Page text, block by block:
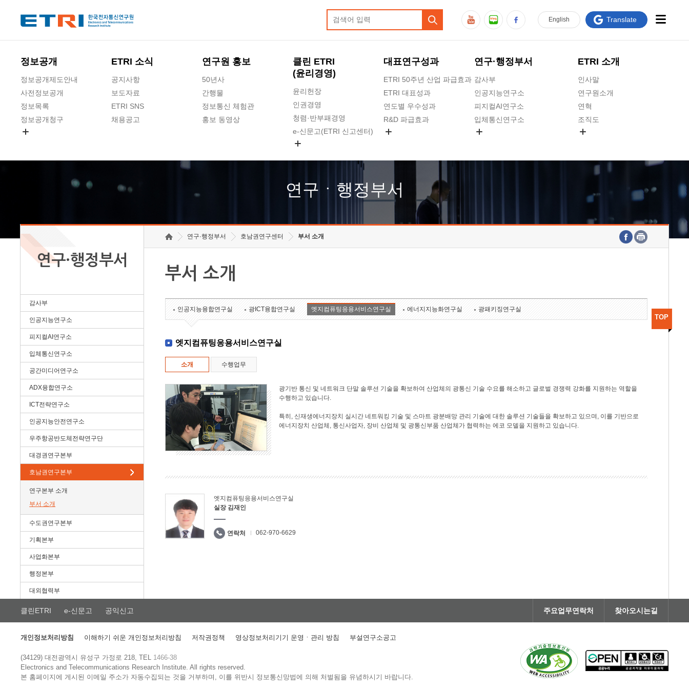
정보공개
정보공개제도안내
사전정보공개
정보목록
정보공개청구
ETRI 소식
공지사항
보도자료
ETRI SNS
채용공고
연구원 홍보
50년사
간행물
정보통신 체험관
홍보 동영상
클린 ETRI
(윤리경영)
윤리헌장
인권경영
청렴·반부패경영
e-신문고(ETRI 신고센터)
고객의소리
수의계약 현황
대표연구성과
ETRI 50주년 산업 파급효과
ETRI 대표성과
연도별 우수성과
R&D 파급효과
연구·행정부서
감사부
인공지능연구소
피지컬AI연구소
입체통신연구소
호남권연구본부
기획본부
ETRI 소개
인사말
연구원소개
연혁
조직도
연구원 고객헌장
주요업무연락처
English Translate
연구ㆍ행정부서
연구·행정부서
감사부
인공지능연구소
피지컬AI연구소
입체통신연구소
공간미디어연구소
ADX융합연구소
ICT전략연구소
인공지능안전연구소
우주항공반도체전략연구단
대경권연구본부
호남권연구본부
연구본부 소개
부서 소개
수도권연구본부
기획본부
사업화본부
행정본부
대외협력부
연구·행정부서 호남권연구센터 부서 소개
부서 소개
인공지능융합연구실 광ICT융합연구실 엣지컴퓨팅응용서비스연구실 에너지지능화연구실 광패키징연구실
엣지컴퓨팅응용서비스연구실
소개 수행업무
광기반 통신 및 네트워크 단말 솔루션 기술을 확보하여 산업체의 광통신 기술 수요를 해소하고 글로벌 경쟁력 강화를 지원하는 역할을
수행하고 있습니다.
특히, 신재생에너지장치 실시간 네트워킹 기술 및 스마트 광분배망 관리 기술에 대한 솔루션 기술들을 확보하고 있으며, 이를 기반으로
에너지장치 산업체, 통신사업자, 장비 산업체 및 광통신부품 산업체가 협력하는 에코 모델을 지원하고 있습니다.
엣지컴퓨팅응용서비스연구실
실장 김재인
연락처 062-970-6629
TOP
클린ETRI e-신문고 공익신고 주요업무연락처 찾아오시는길
개인정보처리방침 이해하기 쉬운 개인정보처리방침 저작권정책 영상정보처리기기 운영ㆍ관리 방침 부설연구소공고
(34129) 대전광역시 유성구 가정로 218, TEL 1466-38
Electronics and Telecommunications Research Institute.All rights reserved.
본 홈페이지에 게시된 이메일 주소가 자동수집되는 것을 거부하며, 이를 위반시 정보통신망법에 의해 처벌됨을 유념하시기 바랍니다.